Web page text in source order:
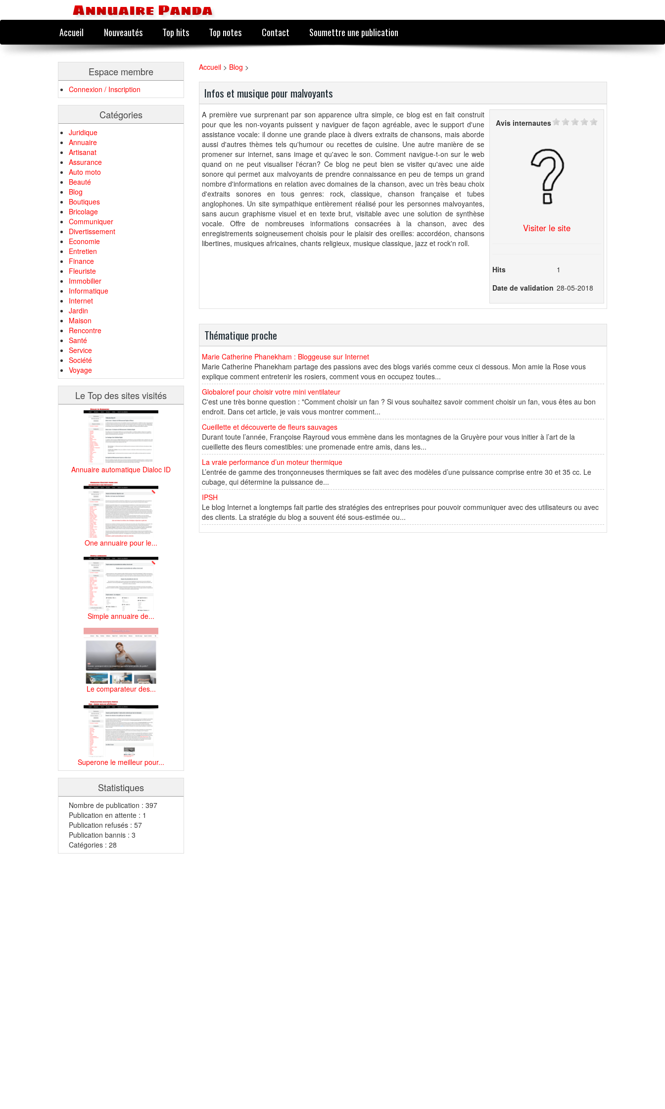
Annuaire Panda
Accueil Nouveautés Top hits Top notes Contact Soumettre une publication
Espace membre
Connexion / Inscription
Catégories
Juridique
Annuaire
Artisanat
Assurance
Auto moto
Beauté
Blog
Boutiques
Bricolage
Communiquer
Divertissement
Economie
Entretien
Finance
Fleuriste
Immobilier
Informatique
Internet
Jardin
Maison
Rencontre
Santé
Service
Société
Voyage
Le Top des sites visités
Annuaire automatique Dialoc ID
One annuaire pour le...
Simple annuaire de...
Le comparateur des...
Superone le meilleur pour...
Statistiques
Nombre de publication : 397
Publication en attente : 1
Publication refusés : 57
Publication bannis : 3
Catégories : 28
Accueil > Blog >
Infos et musique pour malvoyants
A première vue surprenant par son apparence ultra simple, ce blog est en fait construit
pour que les non-voyants puissent y naviguer de façon agréable, avec le support d'une
assistance vocale: il donne une grande place à divers extraits de chansons, mais aborde
aussi d'autres thèmes tels qu'humour ou recettes de cuisine. Une autre manière de se
promener sur internet, sans image et qu'avec le son. Comment navigue-t-on sur le web
quand on ne peut visualiser l'écran? Ce blog ne peut bien se visiter qu'avec une aide
sonore qui permet aux malvoyants de prendre connaissance en peu de temps un grand
nombre d'informations en relation avec domaines de la chanson, avec un très beau choix
d'extraits sonores en tous genres: rock, classique, chanson française et tubes
anglophones. Un site sympathique entièrement réalisé pour les personnes malvoyantes,
sans aucun graphisme visuel et en texte brut, visitable avec une solution de synthèse
vocale. Offre de nombreuses informations consacrées à la chanson, avec des
enregistrements soigneusement choisis pour le plaisir des oreilles: accordéon, chansons
libertines, musiques africaines, chants religieux, musique classique, jazz et rock'n roll.
Avis internautes
Visiter le site
Hits
1
Date de validation 28-05-2018
Thématique proche
Marie Catherine Phanekham : Bloggeuse sur Internet
Marie Catherine Phanekham partage des passions avec des blogs variés comme ceux ci dessous. Mon amie la Rose vous
explique comment entretenir les rosiers, comment vous en occupez toutes...
Globaloref pour choisir votre mini ventilateur
C'est une très bonne question : "Comment choisir un fan ? Si vous souhaitez savoir comment choisir un fan, vous êtes au bon
endroit. Dans cet article, je vais vous montrer comment...
Cueillette et découverte de fleurs sauvages
Durant toute l’année, Françoise Rayroud vous emmène dans les montagnes de la Gruyère pour vous initier à l’art de la
cueillette des fleurs comestibles: une promenade entre amis, dans les...
La vraie performance d’un moteur thermique
L’entrée de gamme des tronçonneuses thermiques se fait avec des modèles d’une puissance comprise entre 30 et 35 cc. Le
cubage, qui détermine la puissance de...
IPSH
Le blog Internet a longtemps fait partie des stratégies des entreprises pour pouvoir communiquer avec des utilisateurs ou avec
des clients. La stratégie du blog a souvent été sous-estimée ou...